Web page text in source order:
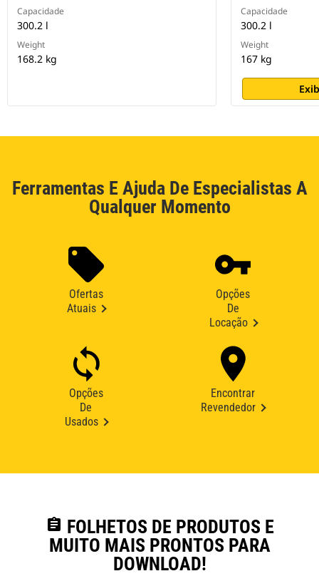
Capacidade
300.2 l
Weight
168.2 kg
Capacidade
300.2 l
Weight
167 kg
Ferramentas E Ajuda De Especialistas A
Qualquer Momento
Ofertas
Atuais
Opções
De
Locação
Opções
De
Usados
Encontrar
Revendedor
assignment FOLHETOS DE PRODUTOS E
MUITO MAIS PRONTOS PARA
DOWNLOAD!